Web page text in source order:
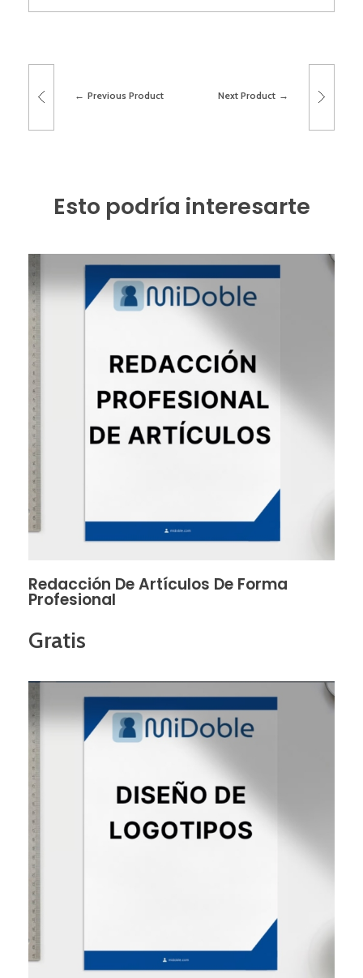
Previous Product Next Product
Esto podría interesarte
Redacción De Artículos De Forma
Profesional
Gratis